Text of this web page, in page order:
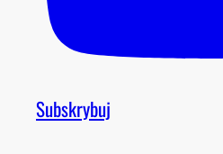
Subskrybuj